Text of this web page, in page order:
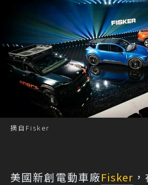
摘自Fisker
美國新創電動車廠Fisker